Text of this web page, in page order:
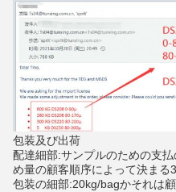
包装及び出荷
配達細部:サンプルのための支
め量の顧客順序によって決まる
包装の細部:20kg/bagかそれは顧